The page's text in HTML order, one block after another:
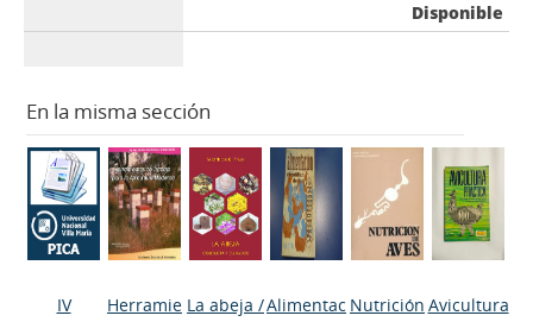
Disponible
En la misma sección
IV
Herramie La abeja /Alimentac Nutrición Avicultura